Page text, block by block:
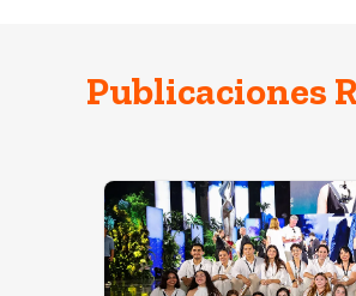
Publicaciones